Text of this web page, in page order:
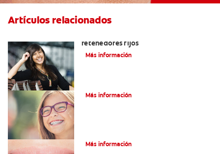
Artículos relacionados
retenedores fijos
Más información
Más información
Más información